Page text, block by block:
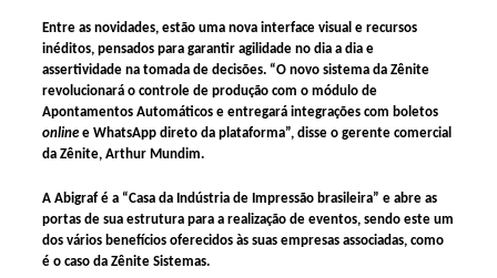
Entre as novidades, estão uma nova interface visual e recursos
inéditos, pensados para garantir agilidade no dia a dia e
assertividade na tomada de decisões. “O novo sistema da Zênite
revolucionará o controle de produção com o módulo de
Apontamentos Automáticos e entregará integrações com boletos
online e WhatsApp direto da plataforma”, disse o gerente comercial
da Zênite, Arthur Mundim.
A Abigraf é a “Casa da Indústria de Impressão brasileira” e abre as
portas de sua estrutura para a realização de eventos, sendo este um
dos vários benefícios oferecidos às suas empresas associadas, como
é o caso da Zênite Sistemas.